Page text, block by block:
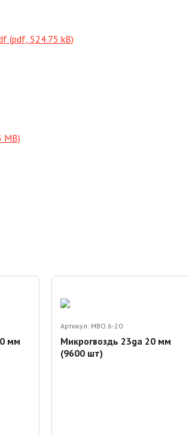
(pdf, 524.75 kB)
MB)
мм
Артикул: MBO.6-20
Микрогвоздь 23ga 20 мм
(9600 шт)